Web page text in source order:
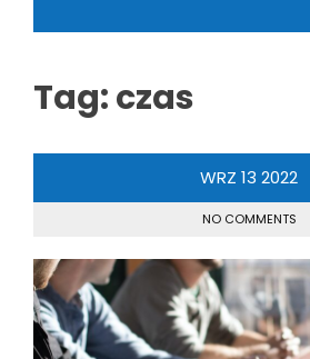
Tag:czas
WRZ 13 2022
NO COMMENTS